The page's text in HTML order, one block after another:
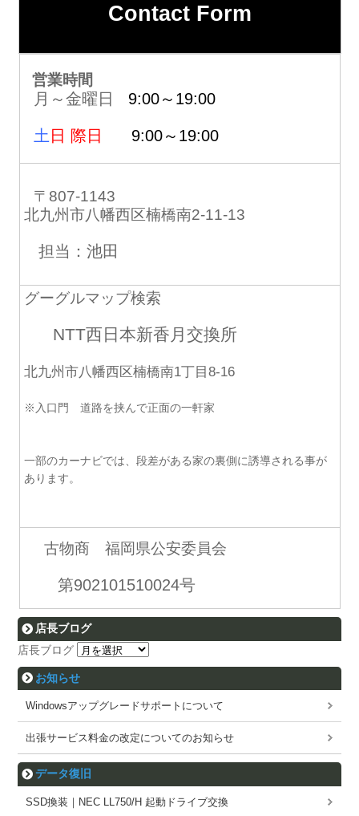
Contact Form
営業時間
月～金曜日 9:00～19:00
土 日 際日 9:00～19:00
〒807-1143
北九州市八幡西区楠橋南2-11-13
担当：池田
グーグルマップ検索
NTT西日本新香月交換所
北九州市八幡西区楠橋南1丁目8-16
※入口門 道路を挟んで正面の一軒家
一部のカーナビでは、段差がある家の裏側に誘導される事が
あります。
古物商 福岡県公安委員会
第902101510024号
店長ブログ
店長ブログ
お知らせ
Windowsアップグレードサポートについて
出張サービス料金の改定についてのお知らせ
データ復旧
SSD換装｜NEC LL750/H 起動ドライブ交換